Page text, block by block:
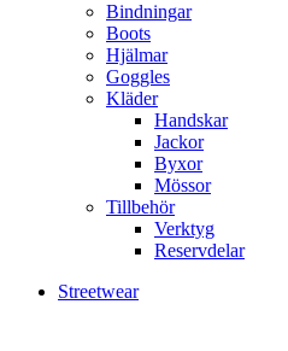
Bindningar
Boots
Hjälmar
Goggles
Kläder
Handskar
Jackor
Byxor
Mössor
Tillbehör
Verktyg
Reservdelar
Streetwear